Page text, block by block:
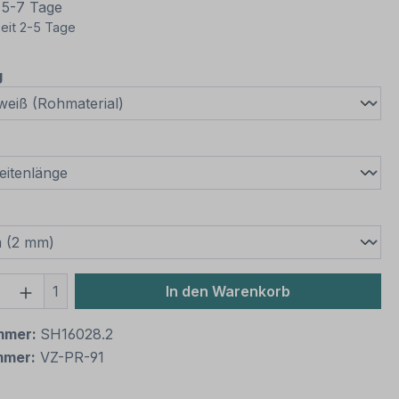
7 Tage
2-5 Tage
auswählen
Anzahl: Gib den gewünschten Wert
1 In den Warenkorb
SH16028.2
VZ-PR-91